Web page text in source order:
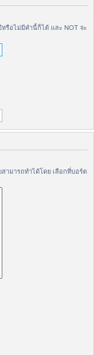
i
รือไม่มีคำนี้ก็ได้ และ NOT จะ
ามารถทำได้โดย เลือกที่บอร์ด